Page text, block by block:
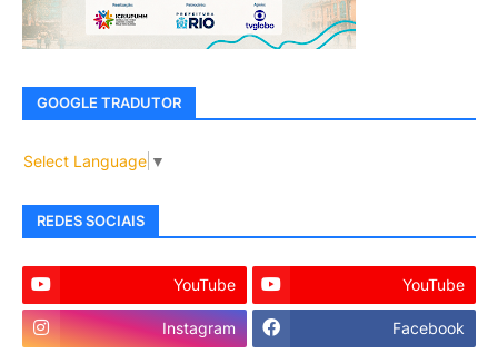
GOOGLE TRADUTOR
Select Language ▼
REDES SOCIAIS
YouTube YouTube
Instagram Facebook